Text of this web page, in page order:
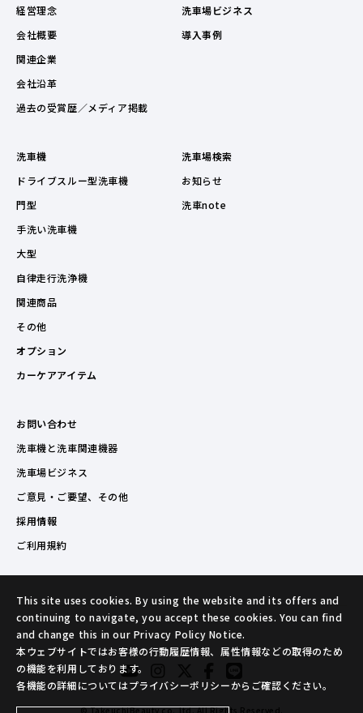
経営理念
会社概要
関連企業
会社沿革
過去の受賞歴／メディア掲載
洗車場ビジネス
導入事例
洗車機
ドライブスルー型洗車機
門型
手洗い洗車機
大型
自律走行洗浄機
関連商品
その他
オプション
カーケアアイテム
洗車場検索
お知らせ
洗車note
お問い合わせ
洗車機と洗車関連機器
洗車場ビジネス
ご意見・ご要望、その他
採用情報
ご利用規約
© TakeuchiBeauty co.,ltd. All Rights Reserved.
This site uses cookies. By using the website and its offers and
continuing to navigate, you accept these cookies. You can find
and change this in our Privacy Policy Notice.
本ウェブサイトではお客様の行動履歴情報、属性情報などの取得のため
の機能を利用しております。
各機能の詳細についてはプライバシーポリシーからご確認ください。